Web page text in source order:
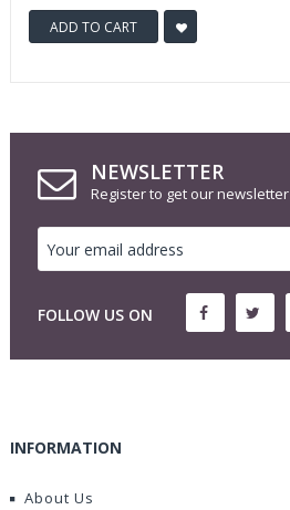
ADD TO CART
NEWSLETTER
Register to get our newsletter
FOLLOW US ON
INFORMATION
About Us